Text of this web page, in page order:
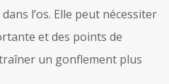
l’os. Elle peut nécessiter
et des points de
un gonflement plus